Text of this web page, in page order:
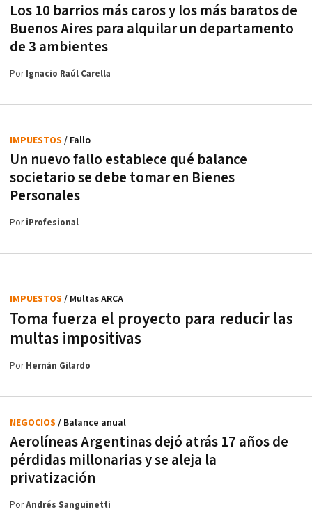
Los 10 barrios más caros y los más baratos de
Buenos Aires para alquilar un departamento
de 3 ambientes
PorIgnacio Raúl Carella
Un nuevo fallo establece qué balance
societario se debe tomar en Bienes
Personales
IMPUESTOS / Fallo
PoriProfesional
Toma fuerza el proyecto para reducir las
multas impositivas
IMPUESTOS / Multas ARCA
PorHernán Gilardo
Aerolíneas Argentinas dejó atrás 17 años de
pérdidas millonarias y se aleja la
privatización
NEGOCIOS / Balance anual
PorAndrés Sanguinetti